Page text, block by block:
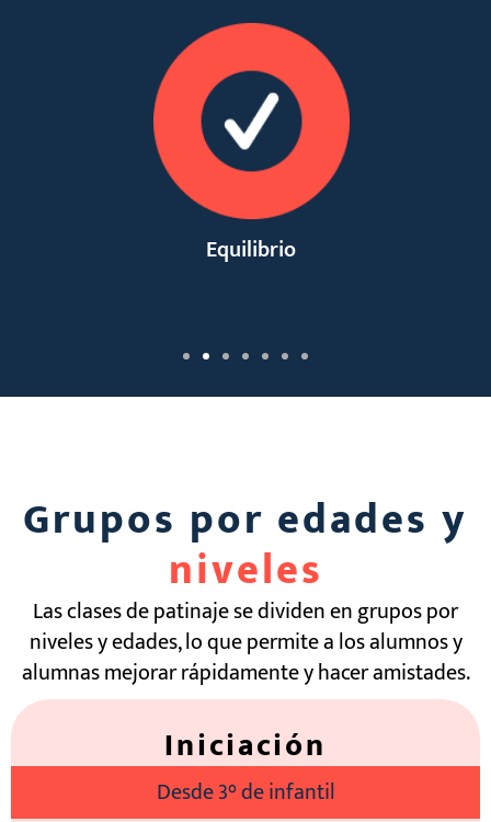
Equilibrio
Grupos por edades y
niveles
Las clases de patinaje se dividen en grupos por
niveles y edades, lo que permite a los alumnos y
alumnas mejorar rápidamente y hacer amistades.
Iniciación
Desde 3° de infantil